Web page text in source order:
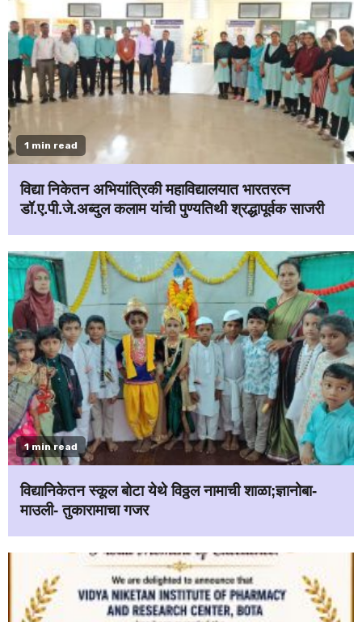
1 min read
विद्या निकेतन अभियांत्रिकी महाविद्यालयात भारतरत्न
डॉ.ए.पी.जे.अब्दुल कलाम यांची पुण्यतिथी श्रद्धापूर्वक साजरी
1 min read
विद्यानिकेतन स्कूल बोटा येथे विठ्ठल नामाची शाळा;ज्ञानोबा-
माउली- तुकारामाचा गजर